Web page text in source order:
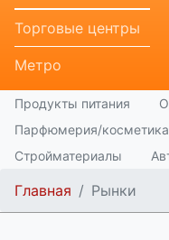
Торговые центры
Метро
Продукты питания
Парфюмерия/косметика
Стройматериалы
Главная Рынки